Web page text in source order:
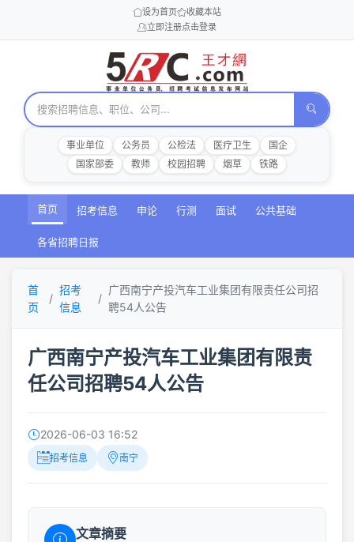
设为首页
收藏本站
立即注册点击登录
事业单位 公务员 公检法 医疗卫生
国企
国家部委
教师 校园招聘 烟草 铁路
首页 招考信息 申论 行测 面试 公共基础
各省招聘日报
首
页
招考
信息
广西南宁产投汽车工业集团有限责任公司招
聘54人公告
广西南宁产投汽车工业集团有限责
任公司招聘54人公告
2026-06-03 16:52
招考信息 南宁
文章摘要